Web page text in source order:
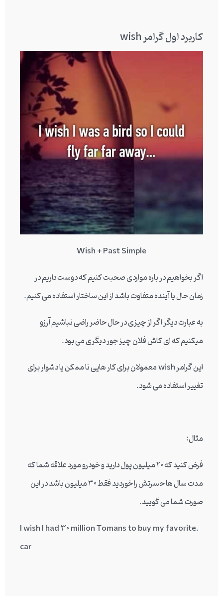
کاربرد اول گرامرwish
Wish + Past Simple
اگر بخواهیم در باره مواردی صحبت کنیم که دوست داریم در
زمان حال یا آینده متفاوت باشد از این ساختار استفاده می کنیم.
به عبارت دیگر اگر از چیزی در حال حاضر راضی نباشیم آرزو
میکنیم که ای کاش فلان چیز جور دیگری می بود.
این گرامر wish معمولان برای کار هایی نا ممکن یا دشوار برای
تغییر استفاده می شود.
مثال:
فرض کنید که 20 میلیون پول دارید و خودرو مورد علاقه شما که
مدت سال ها حسرتش را خوردید فقط 30 میلیون باشد در این
صورت شما می گویید.
.I wish I had 30 million Tomans to buy my favorite
car